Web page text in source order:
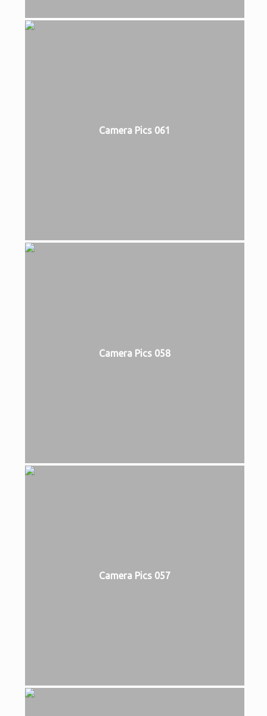
Camera Pics 061
Camera Pics 058
Camera Pics 057